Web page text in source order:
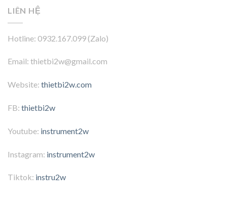
LIÊN HỆ
Hotline: 0932.167.099 (Zalo)
Email: thietbi2w@gmail.com
Website: thietbi2w.com
FB: thietbi2w
Youtube: instrument2w
Instagram: instrument2w
Tiktok: instru2w